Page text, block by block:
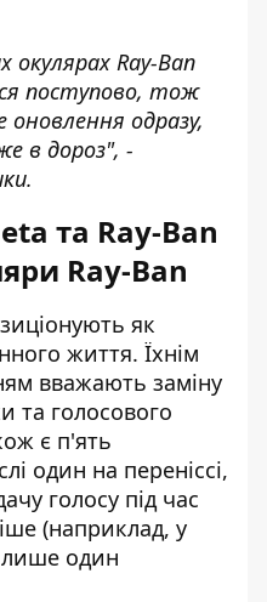
окулярах Ray-Ban
поступово, тож
одразу,
в дороз", -
та Ray-Ban
Ray-Ban
як
життя. Їхнім
вважають заміну
та голосового
є п'ять
один на переніссі,
голосу під час
(наприклад, у
лише один